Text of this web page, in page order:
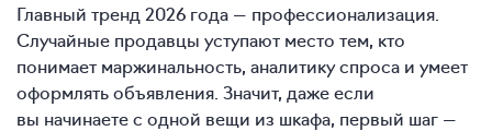
Главный тренд 2026 года — профессионализация.
Случайные продавцы уступают место тем, кто
понимает маржинальность, аналитику спроса и умеет
оформлять объявления. Значит, даже если
вы начинаете с одной вещи из шкафа, первый шаг —